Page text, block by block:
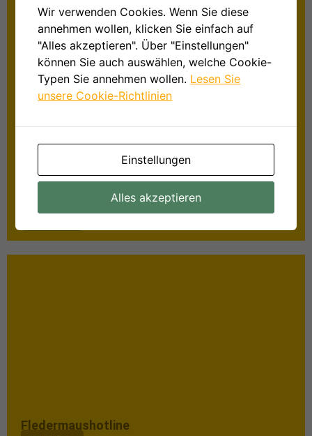
Gruppe Münster werden rechtzeitig in der örtlichen Presse
veröffentlicht. Sie richten sich an alle Naturliebhaber:innen.
Wer sich für den Schutz
Fledermaushotline
Wir verwenden Cookies. Wenn Sie diese
annehmen wollen, klicken Sie einfach auf
"Alles akzeptieren". Über "Einstellungen"
können Sie auch auswählen, welche Cookie-
Typen Sie annehmen wollen. Lesen Sie
unsere Cookie-Richtlinien
Einstellungen
Alles akzeptieren